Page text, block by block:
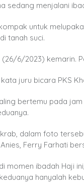
sedang menjalani
untuk
tanah suci.
6/2023) kemarin.
juru bicara PKS
bertemu pada
dalam foto
Ferry Farhati
momen ibadah Haji
hanyalah